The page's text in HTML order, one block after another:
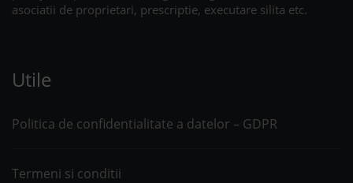
asociatii de proprietari, prescriptie, executare silita etc.
Utile
Politica de confidentialitate a datelor – GDPR
Termeni si conditii